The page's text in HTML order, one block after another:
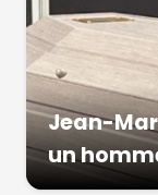
Jean-
un